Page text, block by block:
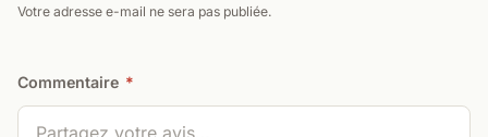
Votre adresse e-mail ne sera pas publiée.
Commentaire *